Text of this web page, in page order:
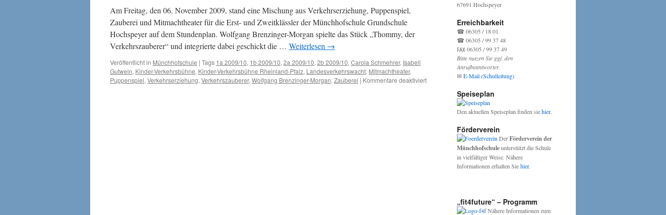
Am Freitag, den 06. November 2009, stand eine Mischung aus Verkehrserziehung, Puppenspiel,
Zauberei und Mitmachtheater für die Erst- und Zweitklässler der Münchhofschule Grundschule
Hochspeyer auf dem Stundenplan. Wolfgang Brenzinger-Morgan spielte das Stück „Thommy, der
Verkehrszauberer“ und integrierte dabei geschickt die … Weiterlesen →
Veröffentlicht in Münchhofschule | Tags 1a 2009/10, 1b 2009/10, 2a 2009/10, 2b 2009/10, Carola Schmehrer, Isabell
Gutwein, Kinder-Verkehrsbühne, Kinder-Verkehrsbühne Rheinland-Pfalz, Landesverkehrswacht, Mitmachtheater,
Puppenspiel, Verkehrserziehung, Verkehrszauberer, Wolfgang Brenzinger-Morgan, Zauberei | Kommentare deaktiviertfür
Verkehrszauberer
67691 Hochspeyer
Erreichbarkeit
☎ 06305 / 18 01
☎ 06305 / 99 37 48
℻ 06305 / 99 37 49
Bitte nutzen Sie ggf. den
Anrufbeantworter.
✉E-Mail (Schulleitung)
Speiseplan
Den aktuellen Speiseplan finden siehier.
Förderverein
DerFörderverein der
Münchhofschuleunterstützt die Schule
in vielfältiger Weise. Nähere
Informationen erhalten Siehier.
„fit4future“ – Programm
Nähere Informationen zum